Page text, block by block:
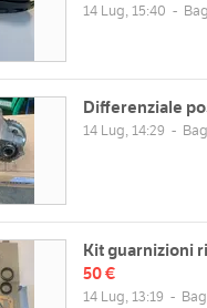
14 Lug, 15:40 -
Differenziale
14 Lug, 14:29 -
Kit guarnizioni
50 €
14 Lug, 13:19 -